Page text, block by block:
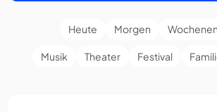
Heute Morgen
Musik Theater Festival